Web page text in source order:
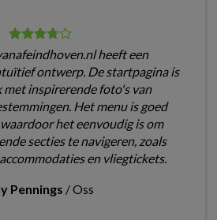
heeft een
ontwerp. De startpagina is
inspirerende foto's van
Het menu is goed
het eenvoudig is om
secties te navigeren, zoals
en vliegtickets.
Pennings /Oss